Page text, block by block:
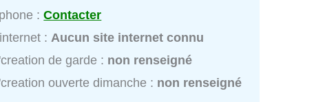
:Contacter
: Aucun site internet connu
de garde : non renseigné
ouverte dimanche : non renseigné